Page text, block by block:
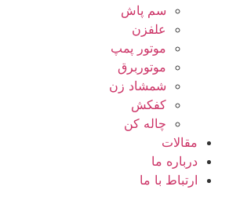
سم پاش
علفزن
موتور پمپ
موتوربرق
شمشاد زن
کفکش
چاله کن
مقالات
درباره ما
ارتباط با ما